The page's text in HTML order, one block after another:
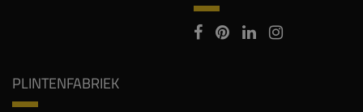
PLINTENFABRIEK